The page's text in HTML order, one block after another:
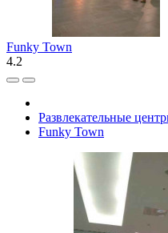
Funky Town
4.2
Развлекательные
Funky Town